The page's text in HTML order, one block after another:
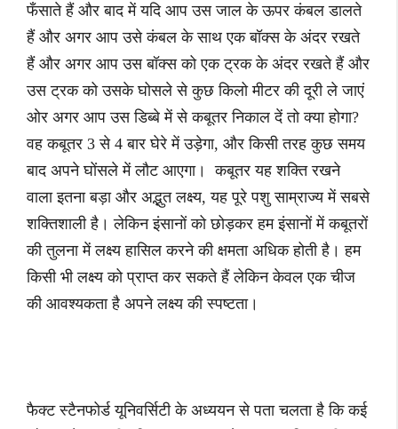
फँसाते हैं और बाद में यदि आप उस जाल के ऊपर कंबल डालते
हैं और अगर आप उसे कंबल के साथ एक बॉक्स के अंदर रखते
हैं और अगर आप उस बॉक्स को एक ट्रक के अंदर रखते हैं और
उस ट्रक को उसके घोसले से कुछ किलो मीटर की दूरी ले जाएं
ओर अगर आप उस डिब्बे में से कबूतर निकाल दें तो क्या होगा?
वह कबूतर 3 से 4 बार घेरे में उड़ेगा, और किसी तरह कुछ समय
बाद अपने घोंसले में लौट आएगा। कबूतर यह शक्ति रखने
वाला इतना बड़ा और अद्भुत लक्ष्य, यह पूरे पशु साम्राज्य में सबसे
शक्तिशाली है। लेकिन इंसानों को छोड़कर हम इंसानों में कबूतरों
की तुलना में लक्ष्य हासिल करने की क्षमता अधिक होती है। हम
किसी भी लक्ष्य को प्राप्त कर सकते हैं लेकिन केवल एक चीज
की आवश्यकता है अपने लक्ष्य की स्पष्टता।
फैक्ट स्टैनफोर्ड यूनिवर्सिटी के अध्ययन से पता चलता है कि कई